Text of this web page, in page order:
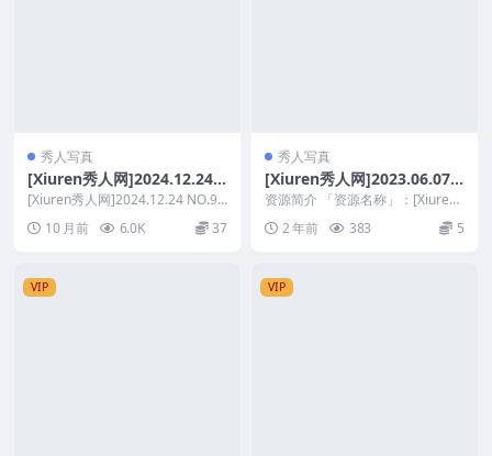
秀人写真
[Xiuren秀人网]2024.12.24
NO.9648 小蛮妖Yummy
[Xiuren秀人网]2024.12.24 NO.96
10 月前 6.0K 37
秀人写真
[Xiuren秀人网]2023.06.07
NO.6868 汐汐爱吃草莓[62+1
P／481MB]
资源简介 「资源名称」：[Xiuren
2 年前 383 5
VIP VIP